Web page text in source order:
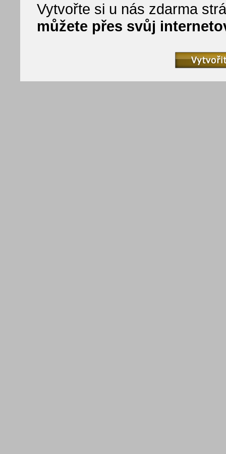
Vytvořte si u nás zdarma
můžete přes svůj